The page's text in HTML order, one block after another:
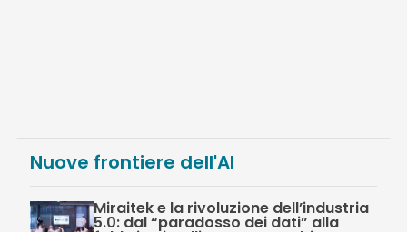
Nuove frontiere dell'AI
Miraitek e la rivoluzione dell’industria
5.0: dal “paradosso dei dati” alla